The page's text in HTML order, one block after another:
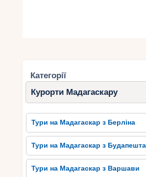
Категорії
Курорти Мадагаскару
Тури на Мадагаскар з Берліна
Тури на Мадагаскар з Будапешта
Тури на Мадагаскар з Варшави